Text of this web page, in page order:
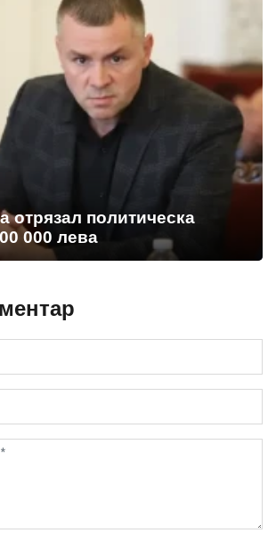
отрязал политическа
000 лева